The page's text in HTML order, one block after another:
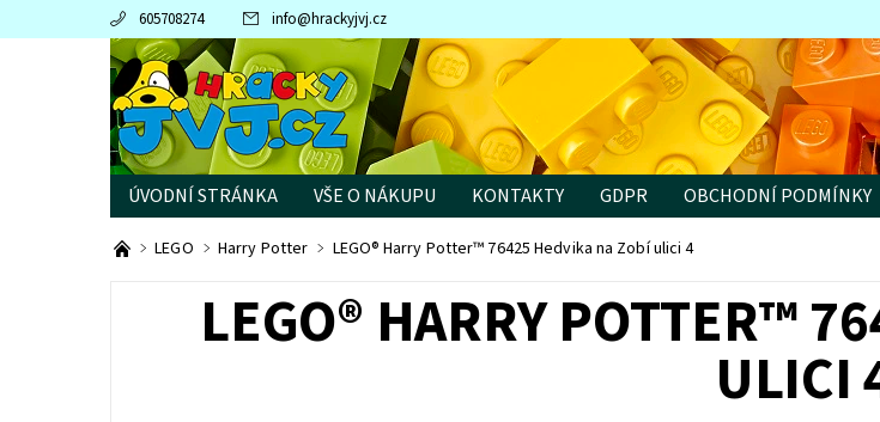
605708274 info@hrackyjvj.cz
ÚVODNÍ STRÁNKA VŠE O NÁKUPU KONTAKTY GDPR OBCHODNÍ PODMÍNKY
PRODÁVANÉ ZNAČKY
LEGO Harry Potter LEGO® Harry Potter™ 76425 Hedvika na Zobí ulici 4
LEGO® HARRY POTTER™
ULICI